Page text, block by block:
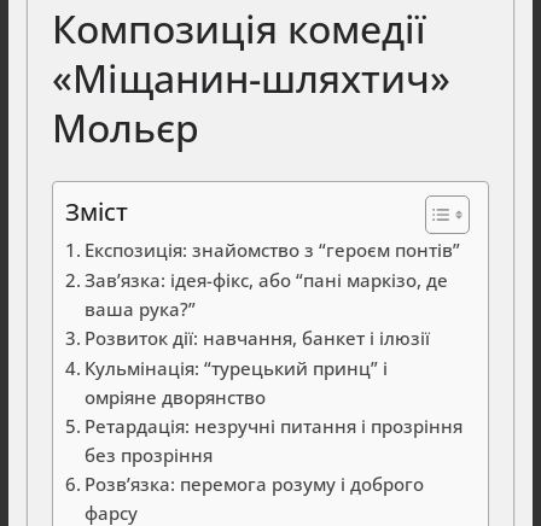
Композиція комедії
«Міщанин-шляхтич»
Мольєр
Зміст
Експозиція: знайомство з “героєм понтів”
Зав’язка: ідея-фікс, або “пані маркізо, де
ваша рука?”
Розвиток дії: навчання, банкет і ілюзії
Кульмінація: “турецький принц” і
омріяне дворянство
Ретардація: незручні питання і прозріння
без прозріння
Розв’язка: перемога розуму і доброго
фарсу